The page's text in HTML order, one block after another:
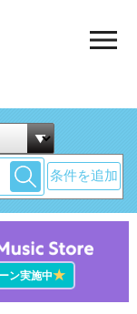
条件を追加
ン実施中★